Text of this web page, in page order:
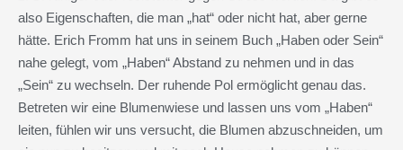
also Eigenschaften, die man „hat“ oder nicht hat, aber gerne
hätte. Erich Fromm hat uns in seinem Buch „Haben oder Sein“
nahe gelegt, vom „Haben“ Abstand zu nehmen und in das
„Sein“ zu wechseln. Der ruhende Pol ermöglicht genau das.
Betreten wir eine Blumenwiese und lassen uns vom „Haben“
leiten, fühlen wir uns versucht, die Blumen abzuschneiden, um